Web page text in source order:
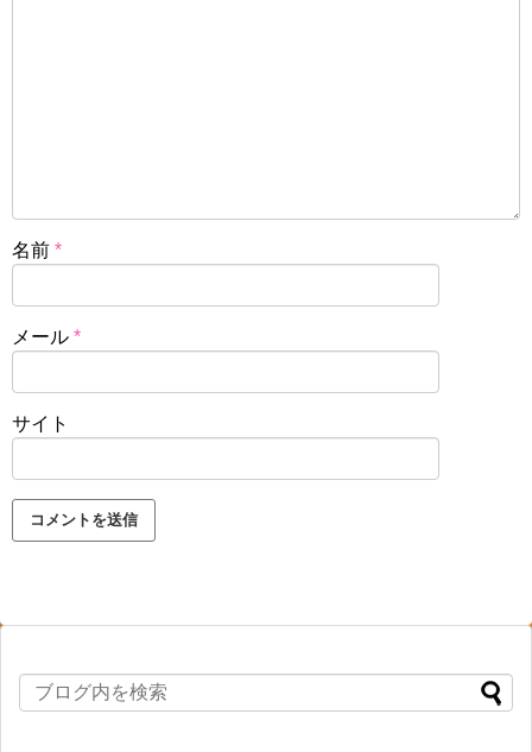
名前 *
メール *
サイト